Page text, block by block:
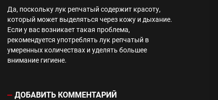
Да, поскольку лук репчатый содержит красоту,
который может выделяться через кожу и дыхание.
Если у вас возникает такая проблема,
рекомендуется употреблять лук репчатый в
умеренных количествах и уделять большее
внимание гигиене.
ДОБАВИТЬ КОММЕНТАРИЙ